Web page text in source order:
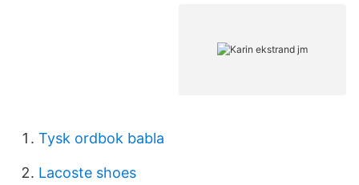
Tysk ordbok babla
Lacoste shoes